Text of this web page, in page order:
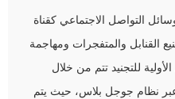
التواصل الاجتماعي كقناة
القنابل والمتفجرات ومهاجمة
للتجنيد تتم من خلال
عبر نظام جوجل بلاس، حيث يتم